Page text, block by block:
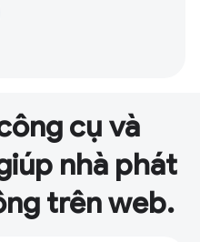
cụ và
nhà phát
trên web.